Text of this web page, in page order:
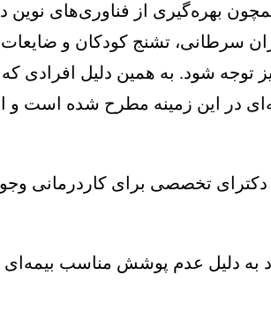
همچون بهره‌گیری از فناوری‌های
سرطانی، تشنج کودکان و
شود. به همین دلیل افرادی
در این زمینه مطرح شده است و
تخصصی برای کاردرمانی
دلیل عدم پوشش مناسب بیمه‌ای